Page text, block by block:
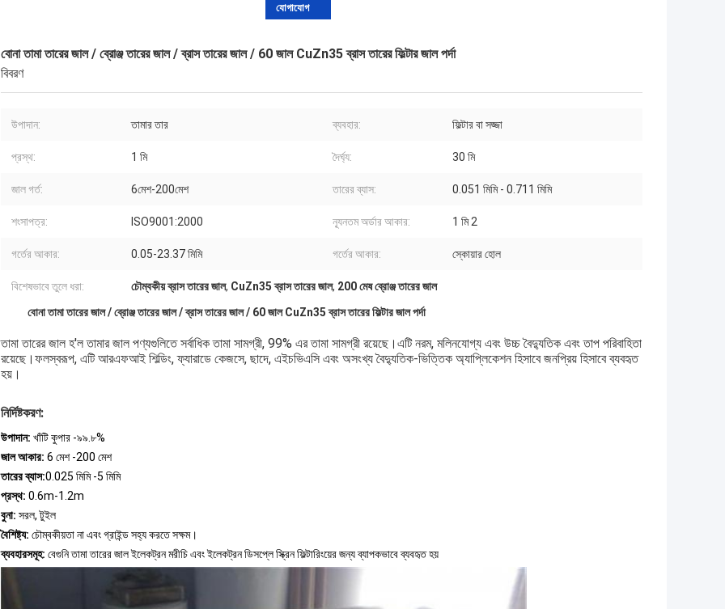
যোগাযোগ
বোনা তামা তারের জাল / ব্রোঞ্জ তারের জাল / ব্রাস তারের জাল / 60 জাল CuZn35 ব্রাস তারের ফিল্টার জাল পর্দা
বিবরণ
উপাদান: তামার তার ব্যবহার: ফিল্টার বা সজ্জা
প্রস্থ: 1 মি দৈর্ঘ্য: 30 মি
জাল গর্ত: 6মেশ-200মেশ তারের ব্যাস: 0.051 মিমি - 0.711 মিমি
শংসাপত্র: ISO9001:2000 ন্যূনতম অর্ডার আকার: 1 মি 2
গর্তের আকার: 0.05-23.37 মিমি গর্তের আকার: স্কোয়ার হোল
বিশেষভাবে তুলে ধরা: চৌম্বকীয় ব্রাস তারের জাল, CuZn35 ব্রাস তারের জাল, 200 মেষ ব্রোঞ্জ তারের জাল
বোনা তামা তারের জাল / ব্রোঞ্জ তারের জাল / ব্রাস তারের জাল / 60 জাল CuZn35 ব্রাস তারের ফিল্টার জাল পর্দা
তামা তারের জাল হ'ল তামার জাল পণ্যগুলিতে সর্বাধিক তামা সামগ্রী, 99% এর তামা সামগ্রী রয়েছে।এটি নরম, মলিনযোগ্য এবং উচ্চ বৈদ্যুতিক এবং তাপ পরিবাহিতা
রয়েছে।ফলস্বরূপ, এটি আরএফআই শিল্ডিং, ফ্যারাডে কেজসে, ছাদে, এইচভিএসি এবং অসংখ্য বৈদ্যুতিক-ভিত্তিক অ্যাপ্লিকেশন হিসাবে জনপ্রিয় হিসাবে ব্যবহৃত
হয়।
নির্দিষ্টকরণ:
উপাদান: খাঁটি কুপার -৯৯.৮%
জাল আকার: 6 মেশ -200 মেশ
তারের ব্যাস:0.025 মিমি -5 মিমি
প্রস্থ: 0.6m-1.2m
বুনা: সরল, টুইল
বৈশিষ্ট্য: চৌম্বকীয়তা না এবং গ্রাইন্ড সহ্য করতে সক্ষম।
ব্যবহারসমূহ: বেগুনি তামা তারের জাল ইলেকট্রন মরীচি এবং ইলেকট্রন ডিসপ্লে স্ক্রিন ফিল্টারিংয়ের জন্য ব্যাপকভাবে ব্যবহৃত হয়